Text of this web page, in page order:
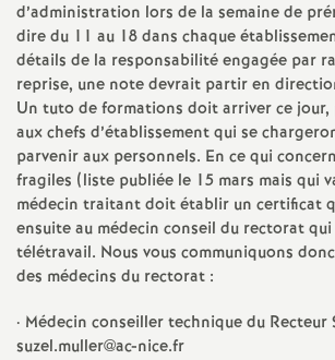
d’administration lors de la semaine de
dire du 11 au 18 dans chaque
détails de la responsabilité engagée par
reprise, une note devrait partir en
Un tuto de formations doit arriver ce jour,
aux chefs d’établissement qui se
parvenir aux personnels. En ce qui
fragiles (liste publiée le 15 mars mais qui
médecin traitant doit établir un certificat
ensuite au médecin conseil du rectorat qui
télétravail. Nous vous communiquons
des médecins du rectorat :
· Médecin conseiller technique du Recteur
suzel.muller@ac-nice.fr